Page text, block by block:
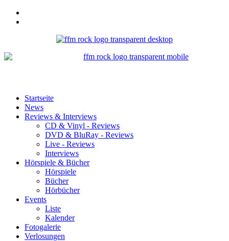
Startseite
News
Reviews & Interviews
CD & Vinyl - Reviews
DVD & BluRay - Reviews
Live - Reviews
Interviews
Hörspiele & Bücher
Hörspiele
Bücher
Hörbücher
Events
Liste
Kalender
Fotogalerie
Verlosungen